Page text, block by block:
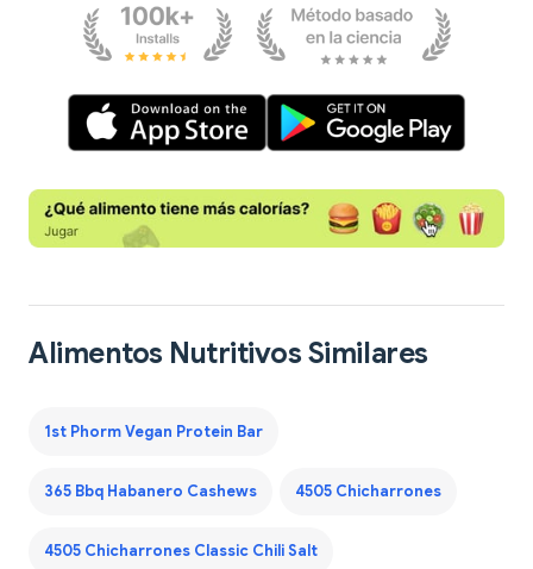
Alimentos Nutritivos Similares
1st Phorm Vegan Protein Bar
365 Bbq Habanero Cashews 4505 Chicharrones
4505 Chicharrones Classic Chili Salt